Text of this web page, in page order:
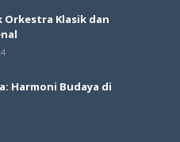
Orkestra Klasik dan
Harmoni Budaya di